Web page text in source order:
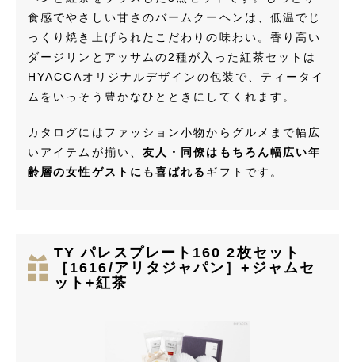
食感でやさしい甘さのバームクーヘンは、低温でじ
っくり焼き上げられたこだわりの味わい。香り高い
ダージリンとアッサムの2種が入った紅茶セットは
HYACCAオリジナルデザインの包装で、ティータイ
ムをいっそう豊かなひとときにしてくれます。
カタログにはファッション小物からグルメまで幅広
いアイテムが揃い、 友人・同僚はもちろん幅広い年
齢層の女性ゲストにも喜ばれる ギフトです。
TY パレスプレート160 2枚セット
［1616/アリタジャパン］+ジャムセ
ット+紅茶